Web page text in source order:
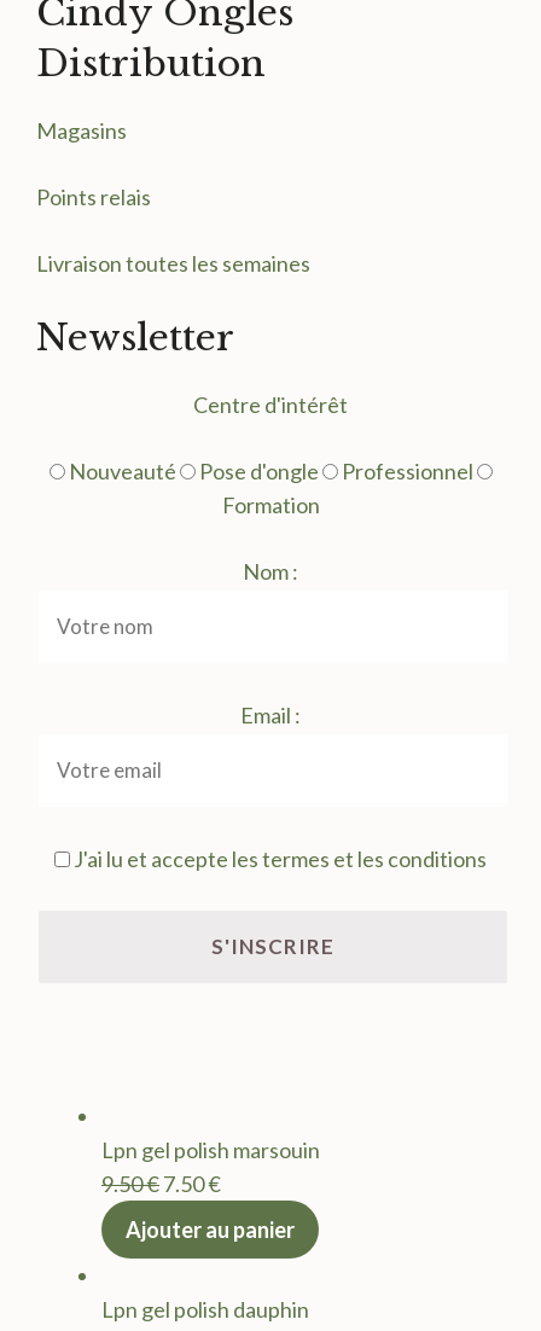
Cindy Ongles
Distribution
Magasins
Points relais
Livraison toutes les semaines
Newsletter
Centre d'intérêt
Nouveauté Pose d'ongle
Professionnel
Formation
Nom :
Email :
J'ai lu et accepte les termes et les conditions
Lpn gel polish marsouin
9.50€Le
prix
9.50 €.
7.50€Le
actuel
7.50 €.
Ajouter au panier
Lpn gel polish dauphin